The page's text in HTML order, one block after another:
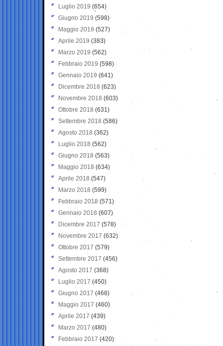
Luglio 2019 (654)
Giugno 2019 (598)
Maggio 2019 (527)
Aprile 2019 (383)
Marzo 2019 (562)
Febbraio 2019 (598)
Gennaio 2019 (641)
Dicembre 2018 (623)
Novembre 2018 (603)
Ottobre 2018 (631)
Settembre 2018 (586)
Agosto 2018 (362)
Luglio 2018 (562)
Giugno 2018 (563)
Maggio 2018 (634)
Aprile 2018 (547)
Marzo 2018 (599)
Febbraio 2018 (571)
Gennaio 2018 (607)
Dicembre 2017 (578)
Novembre 2017 (632)
Ottobre 2017 (579)
Settembre 2017 (456)
Agosto 2017 (368)
Luglio 2017 (450)
Giugno 2017 (468)
Maggio 2017 (460)
Aprile 2017 (439)
Marzo 2017 (480)
Febbraio 2017 (420)